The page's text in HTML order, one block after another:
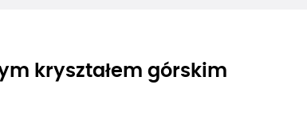
kryształem górskim